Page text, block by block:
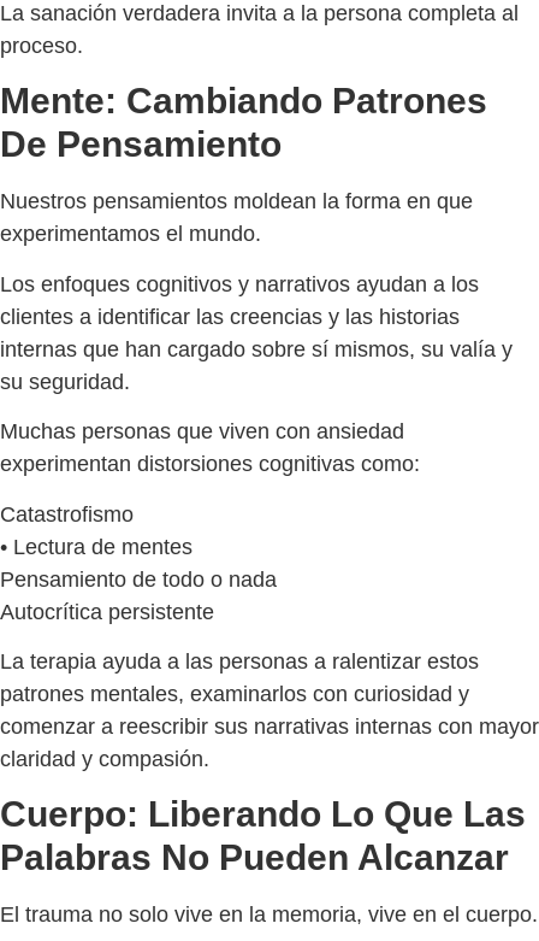
La sanación verdadera invita a la persona completa al
proceso.
Mente: Cambiando Patrones
De Pensamiento
Nuestros pensamientos moldean la forma en que
experimentamos el mundo.
Los enfoques cognitivos y narrativos ayudan a los
clientes a identificar las creencias y las historias
internas que han cargado sobre sí mismos, su valía y
su seguridad.
Muchas personas que viven con ansiedad
experimentan distorsiones cognitivas como:
Catastrofismo
• Lectura de mentes
Pensamiento de todo o nada
Autocrítica persistente
La terapia ayuda a las personas a ralentizar estos
patrones mentales, examinarlos con curiosidad y
comenzar a reescribir sus narrativas internas con mayor
claridad y compasión.
Cuerpo: Liberando Lo Que Las
Palabras No Pueden Alcanzar
El trauma no solo vive en la memoria, vive en el cuerpo.